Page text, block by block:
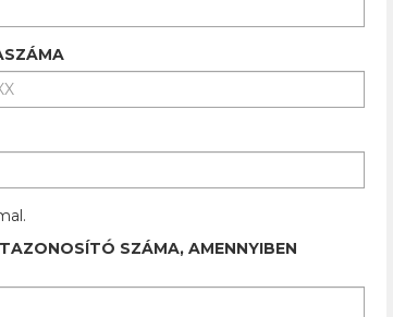
SZÁMA, AMENNYIBEN